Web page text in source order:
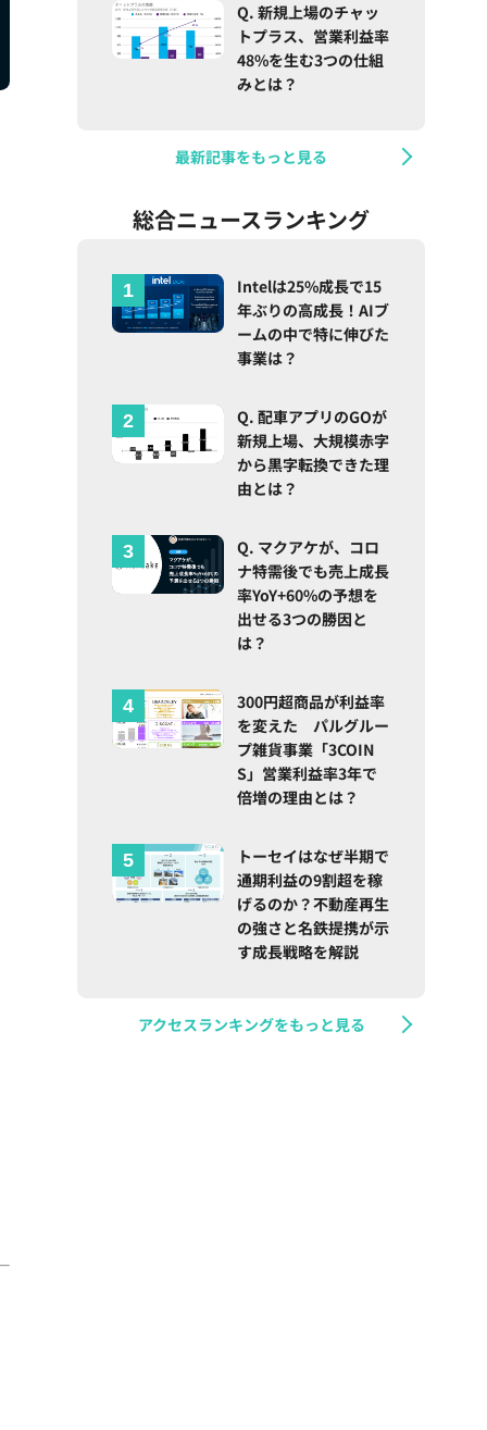
Q. 新規上場のチャッ
トプラス、営業利益率
48%を生む3つの仕組
みとは？
最新記事をもっと見る
総合ニュースランキング
Intelは25%成長で15
年ぶりの高成長！AIブ
ームの中で特に伸びた
事業は？
Q. 配車アプリのGOが
新規上場、大規模赤字
から黒字転換できた理
由とは？
Q. マクアケが、コロ
ナ特需後でも売上成長
率YoY+60%の予想を
出せる3つの勝因と
は？
300円超商品が利益率
を変えた パルグルー
プ雑貨事業「3COIN
S」営業利益率3年で
倍増の理由とは？
トーセイはなぜ半期で
通期利益の9割超を稼
げるのか？不動産再生
の強さと名鉄提携が示
す成長戦略を解説
アクセスランキングをもっと見る